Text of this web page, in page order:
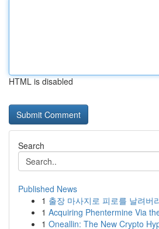
HTML is disabled
Search
Published News
1 출장 마사지로 피로를 날려버
1 Acquiring Phentermine Via
1 Oneallin: The New Crypto